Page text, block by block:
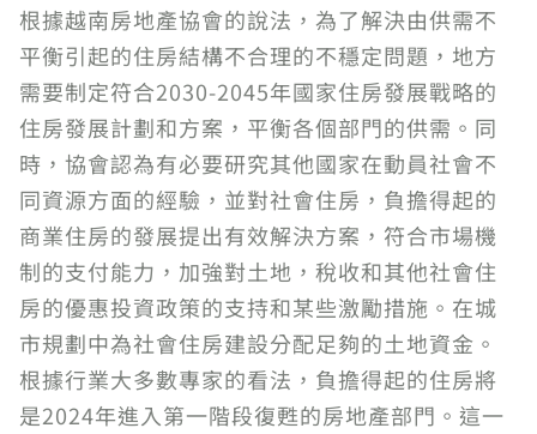
根據越南房地產協會的說法，為了解決由供需不
平衡引起的住房結構不合理的不穩定問題，地方
需要制定符合2030-2045年國家住房發展戰略的
住房發展計劃和方案，平衡各個部門的供需。同
時，協會認為有必要研究其他國家在動員社會不
同資源方面的經驗，並對社會住房，負擔得起的
商業住房的發展提出有效解決方案，符合市場機
制的支付能力，加強對土地，稅收和其他社會住
房的優惠投資政策的支持和某些激勵措施。在城
市規劃中為社會住房建設分配足夠的土地資金。
根據行業大多數專家的看法，負擔得起的住房將
是2024年進入第一階段復甦的房地產部門。這一